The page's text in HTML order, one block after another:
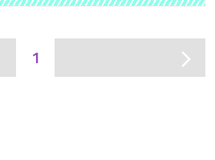
1 arrow_forward_ios